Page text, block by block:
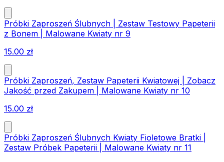
Próbki Zaproszeń Ślubnych | Zestaw Testowy Papeterii
z Bonem | Malowane Kwiaty nr 9
15.00 zł
Próbki Zaproszeń, Zestaw Papeterii Kwiatowej | Zobacz
Jakość przed Zakupem | Malowane Kwiaty nr 10
15.00 zł
Próbki Zaproszeń Ślubnych Kwiaty Fioletowe Bratki |
Zestaw Próbek Papeterii | Malowane Kwiaty nr 11